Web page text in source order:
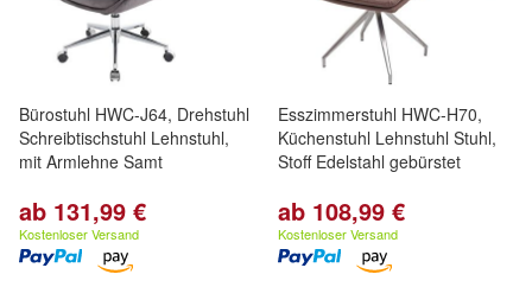
Bürostuhl HWC-J64, Drehstuhl
Schreibtischstuhl Lehnstuhl,
mit Armlehne Samt
ab 131,99 €
Kostenloser Versand
Esszimmerstuhl HWC-H70,
Küchenstuhl Lehnstuhl Stuhl,
Stoff Edelstahl gebürstet
ab 108,99 €
Kostenloser Versand